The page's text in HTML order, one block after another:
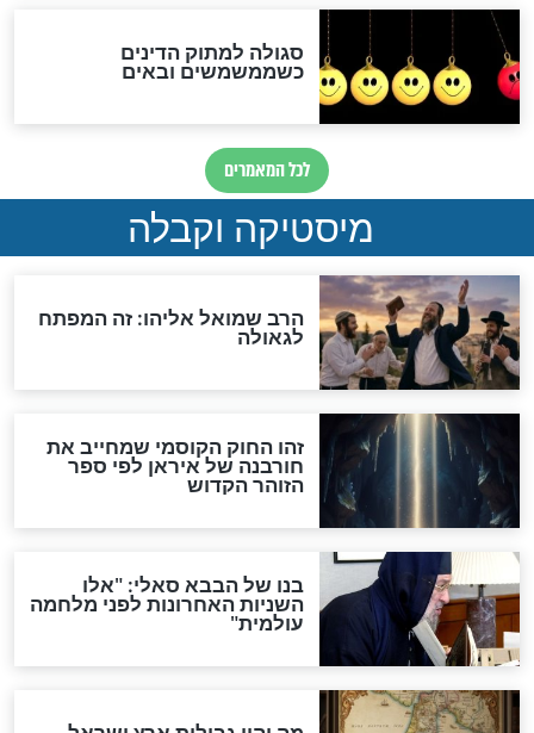
האם אפשר לחשב את הקץ?
מה יהיה בימות המשיח?
"לפני הגאולה תהיה אפיקורסות
והכחשה גדולה מאוד של
האם לאחר בוא המשיח יהיה
אפשר לחזור בתשובה?
לכל המאמרים